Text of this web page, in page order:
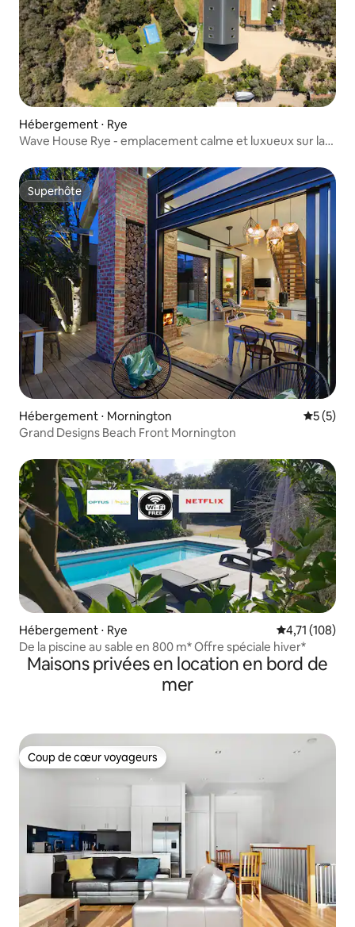
Hébergement ⋅ Rye
Wave House Rye - emplacement calme et luxueux sur la
Superhôte
Superhôte
Hébergement ⋅ Mornington
5 (5)
Grand Designs Beach Front Mornington
Hébergement ⋅ Rye Évaluation
4,71 (108)
De la piscine au sable en 800 m* Offre spéciale hiver*
Maisons privées en location en bord de
mer
Coup de cœur voyageurs
Coup de cœur voyageurs